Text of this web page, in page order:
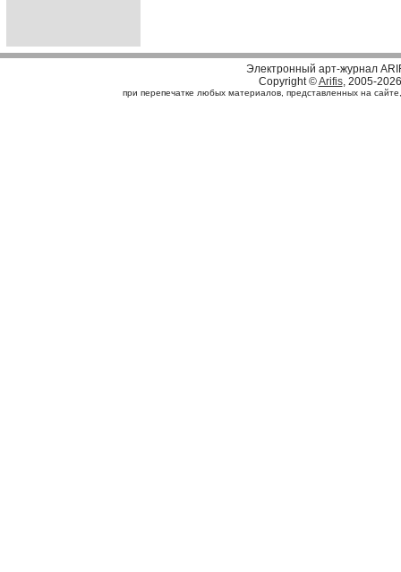
Электронный арт-журнал
Copyright ©Arifis, 2005-2026
при перепечатке любых материалов, представленных на